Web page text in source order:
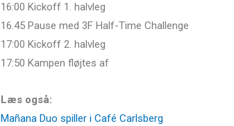
16:00 Kickoff 1. halvleg
16.45 Pause med 3F Half-Time Challenge
17:00 Kickoff 2. halvleg
17:50 Kampen fløjtes af
Læs også:
Mañana Duo spiller i Café Carlsberg